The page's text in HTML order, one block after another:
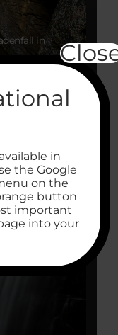
in
in
the Google
on the
button
important
into your